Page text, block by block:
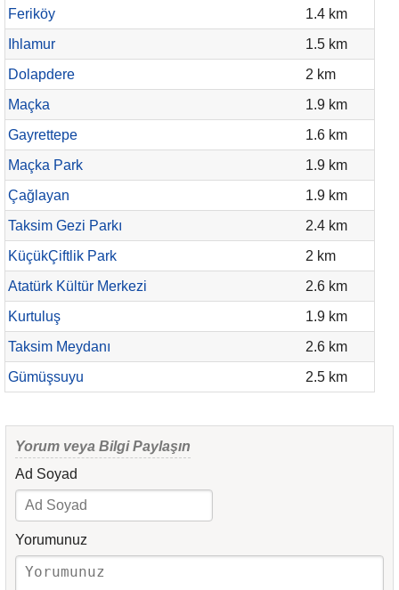
Feriköy
1.4 km
Ihlamur
1.5 km
Dolapdere
2 km
Maçka
1.9 km
Gayrettepe
1.6 km
Maçka Park
1.9 km
Çağlayan
1.9 km
Taksim Gezi Parkı
2.4 km
KüçükÇiftlik Park
2 km
Atatürk Kültür Merkezi
2.6 km
Kurtuluş
1.9 km
Taksim Meydanı
2.6 km
Gümüşsuyu
2.5 km
Yorum veya Bilgi Paylaşın
Ad Soyad
Yorumunuz